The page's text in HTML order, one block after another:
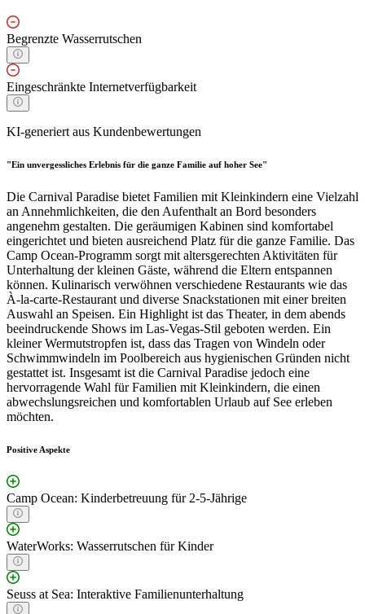
Begrenzte Wasserrutschen
Eingeschränkte Internetverfügbarkeit
KI-generiert aus Kundenbewertungen
"Ein unvergessliches Erlebnis für die ganze Familie auf hoher See"
Die Carnival Paradise bietet Familien mit Kleinkindern eine Vielzahl
an Annehmlichkeiten, die den Aufenthalt an Bord besonders
angenehm gestalten. Die geräumigen Kabinen sind komfortabel
eingerichtet und bieten ausreichend Platz für die ganze Familie. Das
Camp Ocean-Programm sorgt mit altersgerechten Aktivitäten für
Unterhaltung der kleinen Gäste, während die Eltern entspannen
können. Kulinarisch verwöhnen verschiedene Restaurants wie das
À-la-carte-Restaurant und diverse Snackstationen mit einer breiten
Auswahl an Speisen. Ein Highlight ist das Theater, in dem abends
beeindruckende Shows im Las-Vegas-Stil geboten werden. Ein
kleiner Wermutstropfen ist, dass das Tragen von Windeln oder
Schwimmwindeln im Poolbereich aus hygienischen Gründen nicht
gestattet ist. Insgesamt ist die Carnival Paradise jedoch eine
hervorragende Wahl für Familien mit Kleinkindern, die einen
abwechslungsreichen und komfortablen Urlaub auf See erleben
möchten.
Positive Aspekte
Camp Ocean: Kinderbetreuung für 2-5-Jährige
WaterWorks: Wasserrutschen für Kinder
Seuss at Sea: Interaktive Familienunterhaltung